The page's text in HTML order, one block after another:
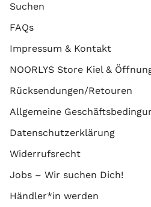
Suchen
FAQs
Impressum & Kontakt
NOORLYS Store Kiel &
Rücksendungen/Retouren
Allgemeine
Datenschutzerklärung
Widerrufsrecht
Jobs – Wir suchen Dich!
Händler*in werden